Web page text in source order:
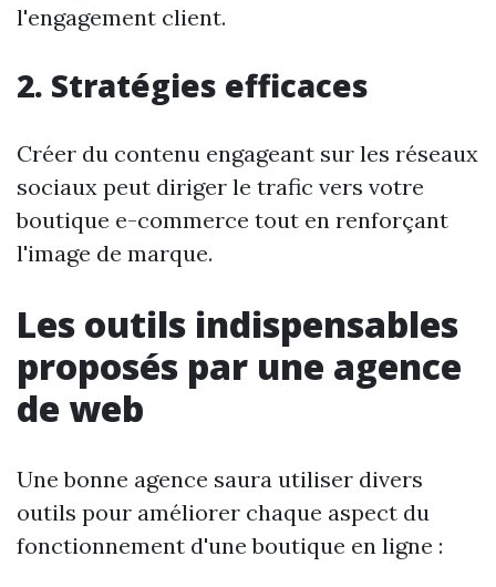
l'engagement client.
2. Stratégies efficaces
Créer du contenu engageant sur les réseaux
sociaux peut diriger le trafic vers votre
boutique e-commerce tout en renforçant
l'image de marque.
Les outils indispensables
proposés par une agence
de web
Une bonne agence saura utiliser divers
outils pour améliorer chaque aspect du
fonctionnement d'une boutique en ligne :